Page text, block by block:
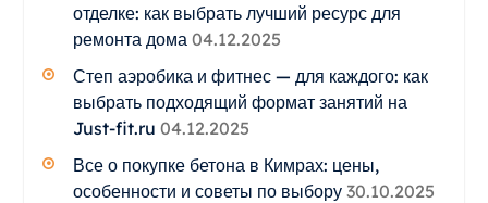
отделке: как выбрать лучший ресурс для
ремонта дома 04.12.2025
Степ аэробика и фитнес — для каждого: как
выбрать подходящий формат занятий на
Just-fit.ru 04.12.2025
Все о покупке бетона в Кимрах: цены,
особенности и советы по выбору 30.10.2025